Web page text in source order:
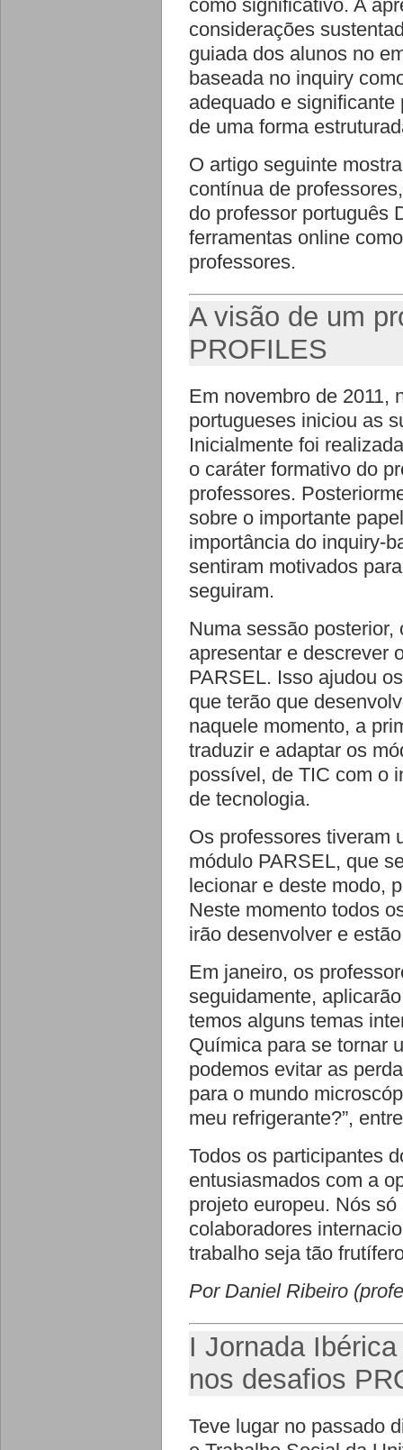
como significativo. A
considerações
guiada dos alunos no
baseada no inquiry
adequado e
de uma forma
O artigo seguinte
contínua de
do professor português
ferramentas online
professores.
A visão de um
PROFILES
Em novembro de 2011,
portugueses iniciou as
Inicialmente foi
o caráter formativo do
professores.
sobre o importante
importância do inquiry-
sentiram motivados
seguiram.
Numa sessão
apresentar e descrever
PARSEL. Isso ajudou
que terão que
naquele momento, a
traduzir e adaptar os
possível, de TIC com o
de tecnologia.
Os professores tiveram
módulo PARSEL, que
lecionar e deste modo,
Neste momento todos
irão desenvolver e
Em janeiro, os
seguidamente,
temos alguns temas
Química para se tornar
podemos evitar as
para o mundo
meu refrigerante?”,
Todos os participantes
entusiasmados com a
projeto europeu. Nós
colaboradores
trabalho seja tão
Por Daniel Ribeiro
I Jornada
nos desafios
Teve lugar no passado